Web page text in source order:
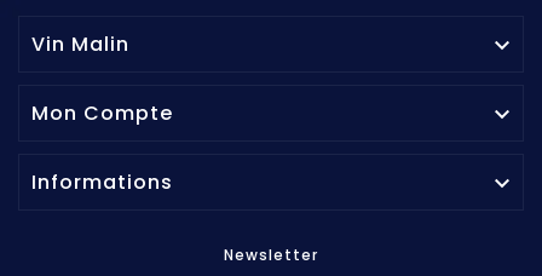
Vin Malin 
Mon Compte 
Informations 
Newsletter